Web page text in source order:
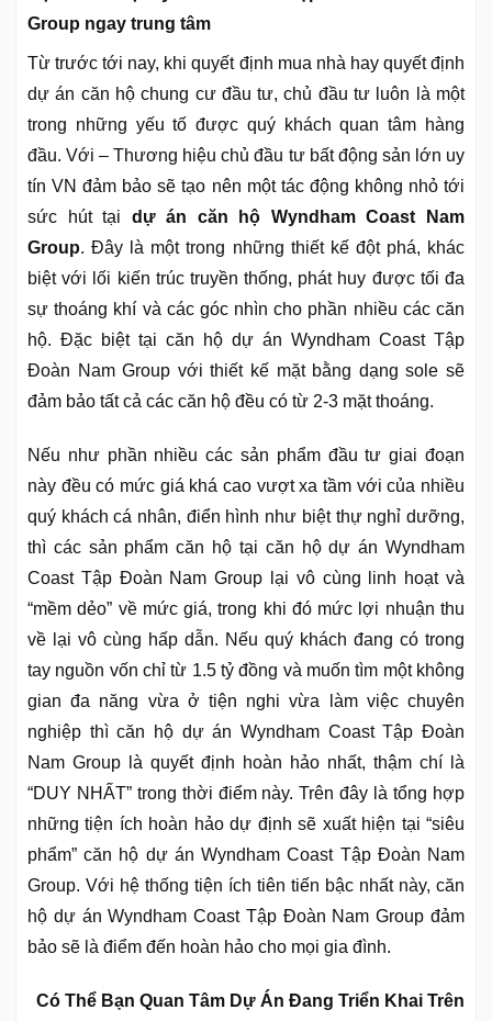
Group ngay trung tâm
Từ trước tới nay, khi quyết định mua nhà hay quyết định
dự án căn hộ chung cư đầu tư, chủ đầu tư luôn là một
trong những yếu tố được quý khách quan tâm hàng
đầu. Với – Thương hiệu chủ đầu tư bất động sản lớn uy
tín VN đảm bảo sẽ tạo nên một tác động không nhỏ tới
sức hút tại dự án căn hộ Wyndham Coast Nam
Group. Đây là một trong những thiết kế đột phá, khác
biệt với lối kiến trúc truyền thống, phát huy được tối đa
sự thoáng khí và các góc nhìn cho phần nhiều các căn
hộ. Đặc biệt tại căn hộ dự án Wyndham Coast Tập
Đoàn Nam Group với thiết kế mặt bằng dạng sole sẽ
đảm bảo tất cả các căn hộ đều có từ 2-3 mặt thoáng.
Nếu như phần nhiều các sản phẩm đầu tư giai đoạn
này đều có mức giá khá cao vượt xa tầm với của nhiều
quý khách cá nhân, điển hình như biệt thự nghỉ dưỡng,
thì các sản phẩm căn hộ tại căn hộ dự án Wyndham
Coast Tập Đoàn Nam Group lại vô cùng linh hoạt và
“mềm dẻo” về mức giá, trong khi đó mức lợi nhuận thu
về lại vô cùng hấp dẫn. Nếu quý khách đang có trong
tay nguồn vốn chỉ từ 1.5 tỷ đồng và muốn tìm một không
gian đa năng vừa ở tiện nghi vừa làm việc chuyên
nghiệp thì căn hộ dự án Wyndham Coast Tập Đoàn
Nam Group là quyết định hoàn hảo nhất, thậm chí là
“DUY NHẤT” trong thời điểm này. Trên đây là tổng hợp
những tiện ích hoàn hảo dự định sẽ xuất hiện tại “siêu
phẩm” căn hộ dự án Wyndham Coast Tập Đoàn Nam
Group. Với hệ thống tiện ích tiên tiến bậc nhất này, căn
hộ dự án Wyndham Coast Tập Đoàn Nam Group đảm
bảo sẽ là điểm đến hoàn hảo cho mọi gia đình.
Có Thể Bạn Quan Tâm Dự Án Đang Triển Khai Trên